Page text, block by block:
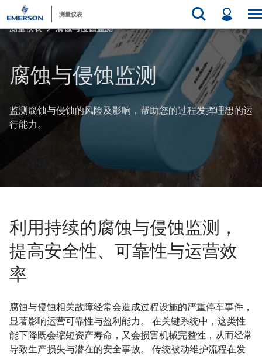
测量仪表
测量仪表 腐蚀与侵蚀监测
腐蚀与侵蚀监测
监测腐蚀与侵蚀的风险及影响，帮助您的过程发挥理想的运
行能力。
利用持续的腐蚀与侵蚀监测，
提高安全性、可靠性与运营效
率
腐蚀与侵蚀相关故障经常会造成过程设施的严重停车事件，
显著影响运营可靠性与盈利能力。 在关键系统中，这类性
能下降既会缩短资产寿命，又会损害机械完整性，从而经常
导致生产损失与潜在的安全事故。 传统被动维护流程在发